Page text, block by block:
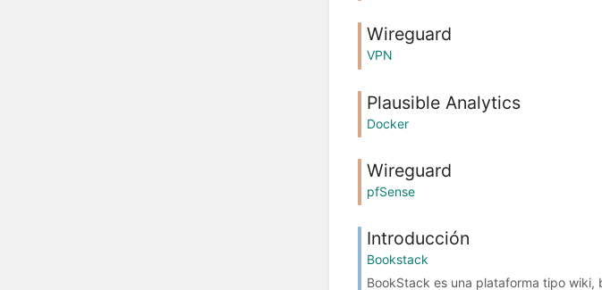
Wireguard
VPN
Plausible Analytics
Docker
Wireguard
pfSense
Introducción
Bookstack
BookStack es una plataforma tipo